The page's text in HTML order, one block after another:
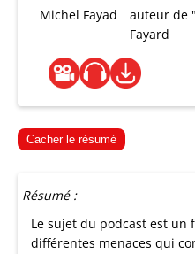
Michel Fayad
auteur de
Fayard
Cacher le résumé
Résumé :
Le sujet du podcast est un
différentes menaces qui